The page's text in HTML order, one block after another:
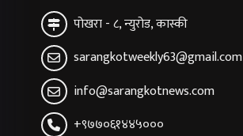
पोखरा - ८, न्युरोड, कास्की
sarangkotweekly63@gmail.com
info@sarangkotnews.com
+९७७०६१४४५०००